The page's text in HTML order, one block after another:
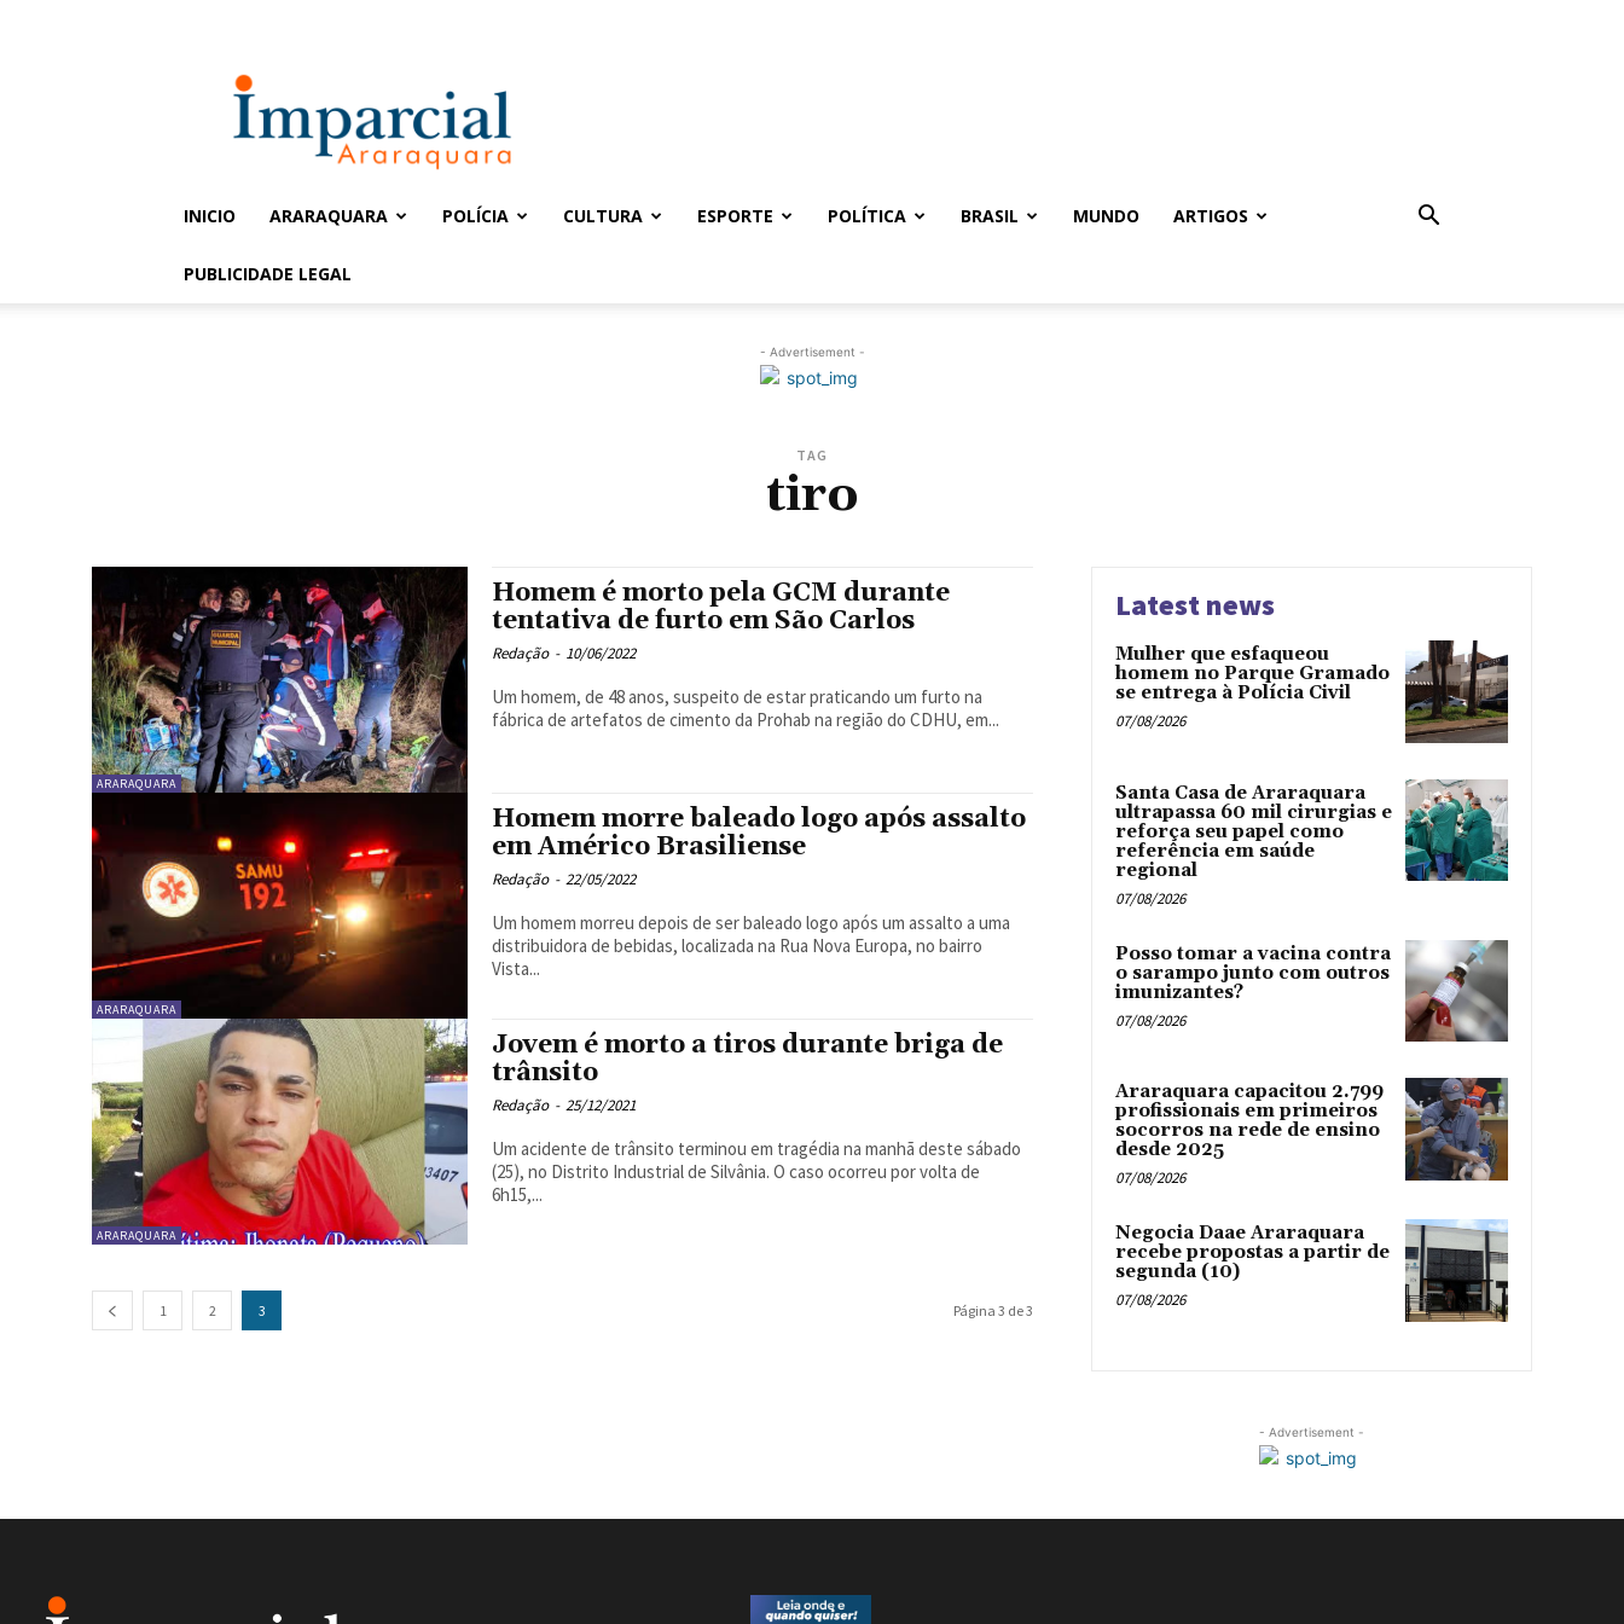
Imparcial
INICIO ARARAQUARA POLÍCIA CULTURA ESPORTE POLÍTICA BRASIL MUNDO ARTIGOS
PUBLICIDADE LEGAL
- Advertisement -
TAG
tiro
ARARAQUARA
Homem é morto pela GCM durante
tentativa de furto em São Carlos
Redação - 10/06/2022
Um homem, de 48 anos, suspeito de estar praticando um furto na
fábrica de artefatos de cimento da Prohab na região do CDHU, em...
ARARAQUARA
Homem morre baleado logo após assalto
em Américo Brasiliense
Redação - 22/05/2022
Um homem morreu depois de ser baleado logo após um assalto a uma
distribuidora de bebidas, localizada na Rua Nova Europa, no bairro
Vista...
ARARAQUARA
Jovem é morto a tiros durante briga de
trânsito
Redação - 25/12/2021
Um acidente de trânsito terminou em tragédia na manhã deste sábado
(25), no Distrito Industrial de Silvânia. O caso ocorreu por volta de
6h15,...
1 2 3 Página 3 de 3
Latest news
Mulher que esfaqueou
homem no Parque Gramado
se entrega à Polícia Civil
07/08/2026
Santa Casa de Araraquara
ultrapassa 60 mil cirurgias e
reforça seu papel como
referência em saúde
regional
07/08/2026
Posso tomar a vacina contra
o sarampo junto com outros
imunizantes?
07/08/2026
Araraquara capacitou 2.799
profissionais em primeiros
socorros na rede de ensino
desde 2025
07/08/2026
Negocia Daae Araraquara
recebe propostas a partir de
segunda (10)
07/08/2026
- Advertisement -